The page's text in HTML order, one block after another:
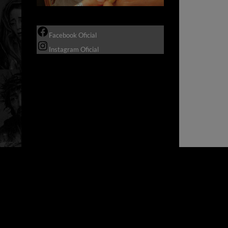
Facebook Oficial
Instagram Oficial